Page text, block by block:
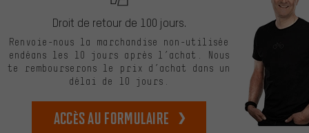
Droit de retour de 100 jours.
Renvoie-nous la marchandise non-utilisée
endéans les 10 jours après l’achat. Nous
te rembourserons le prix d’achat dans un
délai de 10 jours.
Accès au formulaire